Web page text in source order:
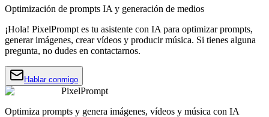
Optimización de prompts IA y generación de medios
¡Hola! PixelPrompt es tu asistente con IA para optimizar prompts,
generar imágenes, crear vídeos y producir música. Si tienes alguna
pregunta, no dudes en contactarnos.
Hablar conmigo
PixelPrompt
Optimiza prompts y genera imágenes, vídeos y música con IA